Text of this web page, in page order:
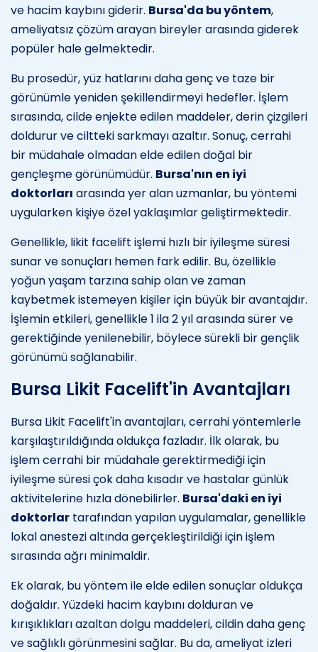
ve hacim kaybını giderir. Bursa'da bu yöntem,
ameliyatsız çözüm arayan bireyler arasında giderek
popüler hale gelmektedir.
Bu prosedür, yüz hatlarını daha genç ve taze bir
görünümle yeniden şekillendirmeyi hedefler. İşlem
sırasında, cilde enjekte edilen maddeler, derin çizgileri
doldurur ve ciltteki sarkmayı azaltır. Sonuç, cerrahi
bir müdahale olmadan elde edilen doğal bir
gençleşme görünümüdür. Bursa'nın en iyi
doktorları arasında yer alan uzmanlar, bu yöntemi
uygularken kişiye özel yaklaşımlar geliştirmektedir.
Genellikle, likit facelift işlemi hızlı bir iyileşme süresi
sunar ve sonuçları hemen fark edilir. Bu, özellikle
yoğun yaşam tarzına sahip olan ve zaman
kaybetmek istemeyen kişiler için büyük bir avantajdır.
İşlemin etkileri, genellikle 1 ila 2 yıl arasında sürer ve
gerektiğinde yenilenebilir, böylece sürekli bir gençlik
görünümü sağlanabilir.
Bursa Likit Facelift'in Avantajları
Bursa Likit Facelift'in avantajları, cerrahi yöntemlerle
karşılaştırıldığında oldukça fazladır. İlk olarak, bu
işlem cerrahi bir müdahale gerektirmediği için
iyileşme süresi çok daha kısadır ve hastalar günlük
aktivitelerine hızla dönebilirler. Bursa'daki en iyi
doktorlar tarafından yapılan uygulamalar, genellikle
lokal anestezi altında gerçekleştirildiği için işlem
sırasında ağrı minimaldir.
Ek olarak, bu yöntem ile elde edilen sonuçlar oldukça
doğaldır. Yüzdeki hacim kaybını dolduran ve
kırışıklıkları azaltan dolgu maddeleri, cildin daha genç
ve sağlıklı görünmesini sağlar. Bu da, ameliyat izleri